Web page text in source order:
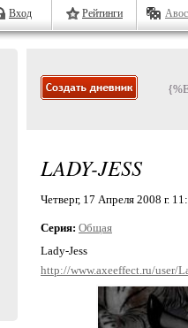
Вход Рейтинги
LADY-JESS
Четверг, 17 Апреля 2008 г.
Серия: Общая
Lady-Jess
http://www.axeeffect.ru/user/